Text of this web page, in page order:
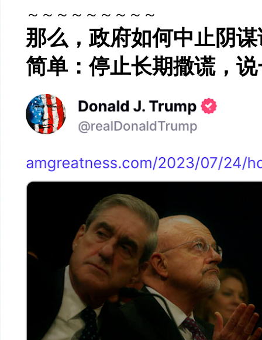
～～～～～～～～～
那么，政府如何中止阴
简单：停止长期撒谎，